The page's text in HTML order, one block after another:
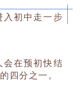
入初中走一步
会在预初快结
四分之一。